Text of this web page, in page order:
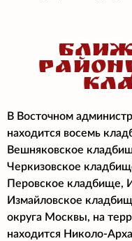
В Восточном
находится восемь
Вешняковское
Черкизовское
Перовское кладбище,
Измайловское
округа Москвы, на
находится Николо-